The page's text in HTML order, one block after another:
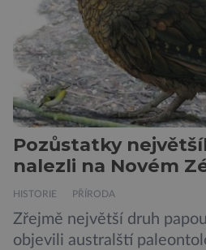
teleskopu ESO/VST
jednotlivých
Pozůstatky
nalezli na Novém
HISTORIE PŘÍRODA
Zřejmě největší druh
objevili australští